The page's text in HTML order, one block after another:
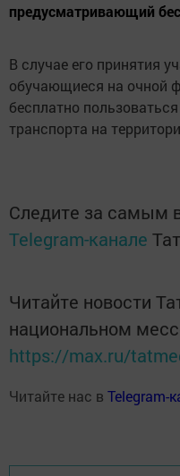
предусматривающий
В случае его принятия
обучающиеся на очной
бесплатно
транспорта на
Следите за самым
Telegram-канале
Читайте новости
национальном
https://max.ru/
Читайте нас в Telegram-